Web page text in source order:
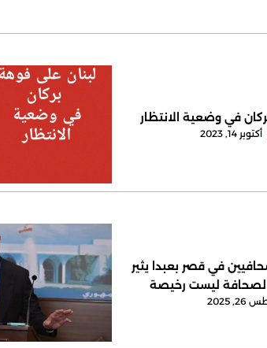
في وضعية الانتظار
أكتوبر 14, 2023
في قصر بعبدا يثير
ليست رخيصة
2025